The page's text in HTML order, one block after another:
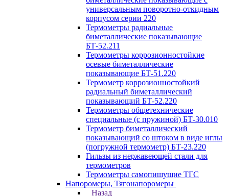
универсальным поворотно-откидным
корпусом серии 220
Термометры радиальные
биметаллические показывающие
БТ-52.211
Термометры коррозионностойкие
осевые биметаллические
показывающие БТ-51.220
Термометр коррозионностойкий
радиальный биметаллический
показывающий БТ-52.220
Термометры общетехнические
специальные (с пружиной) БТ-30.010
Термометр биметаллический
показывающий со штоком в виде иглы
(погружной термометр) БТ-23.220
Гильзы из нержавеющей стали для
термометров
Термометры самопишущие ТГС
Напоромеры, Тягонапоромеры
Назад